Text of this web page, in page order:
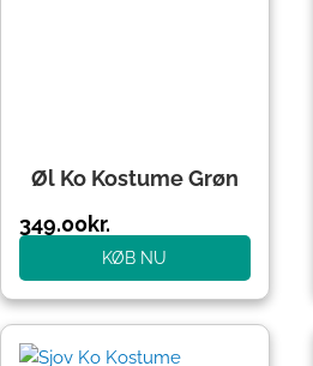
Øl Ko Kostume Grøn
349.00kr.
KØB NU